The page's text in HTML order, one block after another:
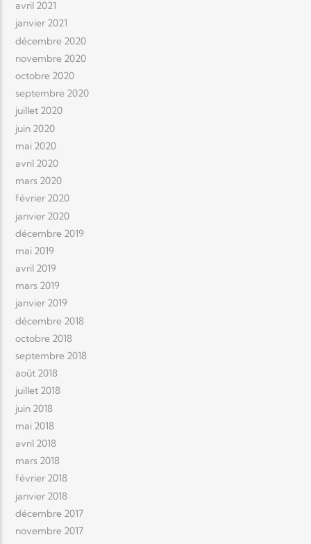
avril 2021
janvier 2021
décembre 2020
novembre 2020
octobre 2020
septembre 2020
juillet 2020
juin 2020
mai 2020
avril 2020
mars 2020
février 2020
janvier 2020
décembre 2019
mai 2019
avril 2019
mars 2019
janvier 2019
décembre 2018
octobre 2018
septembre 2018
août 2018
juillet 2018
juin 2018
mai 2018
avril 2018
mars 2018
février 2018
janvier 2018
décembre 2017
novembre 2017